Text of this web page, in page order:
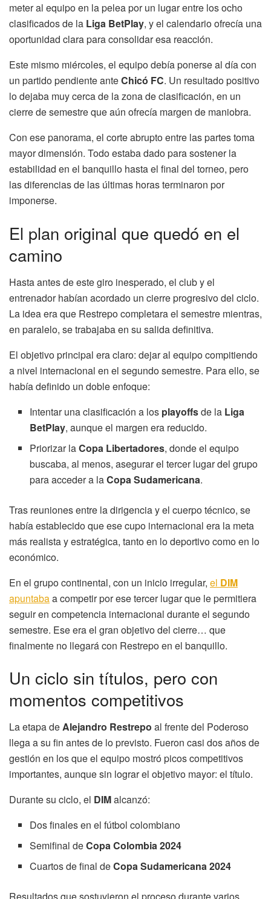
meter al equipo en la pelea por un lugar entre los ocho
clasificados de la Liga BetPlay, y el calendario ofrecía una
oportunidad clara para consolidar esa reacción.
Este mismo miércoles, el equipo debía ponerse al día con
un partido pendiente anteChicó FC. Un resultado positivo
lo dejaba muy cerca de la zona de clasificación, en un
cierre de semestre que aún ofrecía margen de maniobra.
Con ese panorama, el corte abrupto entre las partes toma
mayor dimensión. Todo estaba dado para sostener la
estabilidad en el banquillo hasta el final del torneo, pero
las diferencias de las últimas horas terminaron por
imponerse.
El plan original que quedó en el
camino
Hasta antes de este giro inesperado, el club y el
entrenador habían acordado un cierre progresivo del ciclo.
La idea era que Restrepo completara el semestre mientras,
en paralelo, se trabajaba en su salida definitiva.
El objetivo principal era claro: dejar al equipo compitiendo
a nivel internacional en el segundo semestre. Para ello, se
había definido un doble enfoque:
Intentar una clasificación a los playoffsde la Liga
BetPlay, aunque el margen era reducido.
Priorizar laCopa Libertadores, donde el equipo
buscaba, al menos, asegurar el tercer lugar del grupo
para acceder a laCopa Sudamericana.
Tras reuniones entre la dirigencia y el cuerpo técnico, se
había establecido que ese cupo internacional era la meta
más realista y estratégica, tanto en lo deportivo como en lo
económico.
En el grupo continental, con un inicio irregular, el DIM
apuntabaa competir por ese tercer lugar que le permitiera
seguir en competencia internacional durante el segundo
semestre. Ese era el gran objetivo del cierre… que
finalmente no llegará con Restrepo en el banquillo.
Un ciclo sin títulos, pero con
momentos competitivos
La etapa deAlejandro Restrepo al frente del Poderoso
llega a su fin antes de lo previsto. Fueron casi dos años de
gestión en los que el equipo mostró picos competitivos
importantes, aunque sin lograr el objetivo mayor: el título.
Durante su ciclo, el DIMalcanzó:
Dos finales en el fútbol colombiano
Semifinal deCopa Colombia 2024
Cuartos de final deCopa Sudamericana 2024
Resultados que sostuvieron el proceso durante varios